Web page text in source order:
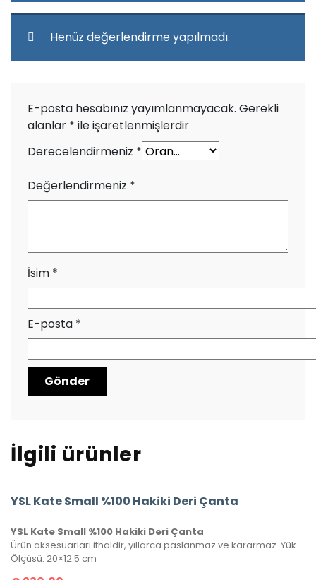
Henüz değerlendirme yapılmadı.
E-posta hesabınız yayımlanmayacak. Gerekli
alanlar * ile işaretlenmişlerdir
Derecelendirmeniz *
Değerlendirmeniz *
İsim *
E-posta *
İlgili ürünler
YSL Kate Small %100 Hakiki Deri Çanta
YSL Kate Small %100 Hakiki Deri Çanta
Ürün aksesuarları ithaldir, yıllarca paslanmaz ve kararmaz. Yüksek kalite roys deriden üretilmiştir, tüm metal aksamlarında Saint Laurent yazısı mevcuttur. Kutulu, toz torbalı ve sertifikalı olarak gönderilecektir.
Ölçüsü: 20×12.5 cm